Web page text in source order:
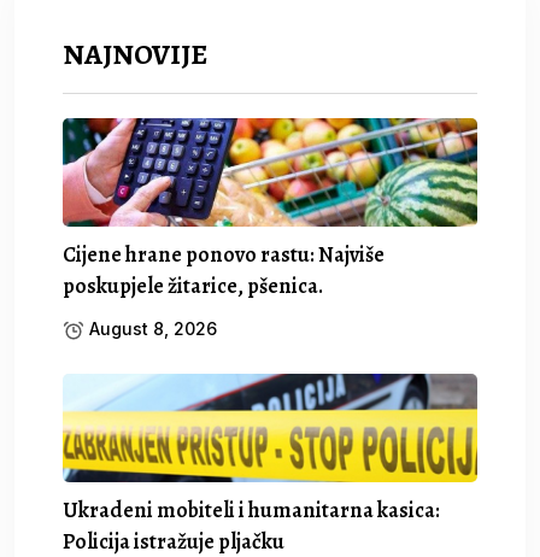
NAJNOVIJE
Cijene hrane ponovo rastu: Najviše
poskupjele žitarice, pšenica.
August 8, 2026
Ukradeni mobiteli i humanitarna kasica:
Policija istražuje pljačku